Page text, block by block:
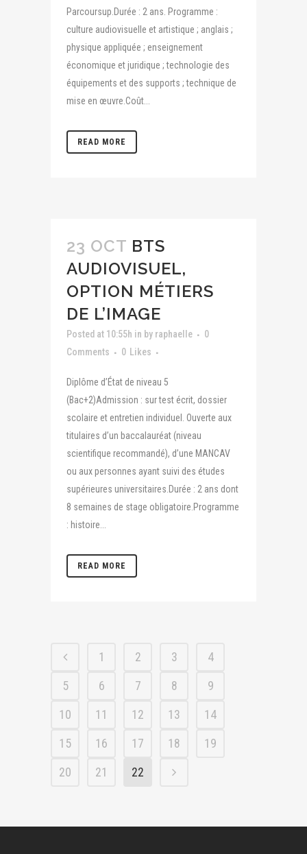
Parcoursup.Durée : 2 ans. Programme :
culture audiovisuelle et artistique ; anglais ;
physique appliquée ; enseignement
économique et juridique ; technologie des
équipements et des supports ; technique de
mise en œuvre.Coût...
READ MORE
23 OCT BTS
AUDIOVISUEL,
OPTION MÉTIERS
DE L’IMAGE
Posted at 10:55h in by raphaelle
0
Comments
0 Likes
Diplôme d’État de niveau 5
(Bac+2)Admission : sur test écrit, dossier
scolaire et entretien individuel. Ouverte aux
titulaires d’un baccalauréat (niveau
scientifique recommandé), d’une MANCAV
ou aux personnes ayant suivi des études
supérieures universitaires.Durée : 2 ans dont
8 semaines de stage obligatoire.Programme
: histoire...
READ MORE
1 2 3
4
5
6 7 8
9
10
11 12 13
14
15
16 17 18
19
20
21 22